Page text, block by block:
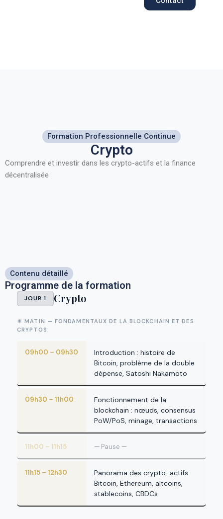
Formation Professionnelle Continue
Crypto
Comprendre et investir dans les crypto-actifs et la finance
décentralisée
Contenu détaillé
Programme de la formation
JOUR 1 Crypto
☀ MATIN — FONDAMENTAUX DE LA BLOCKCHAIN ET DES
CRYPTOS
09h00 – 09h30
Introduction : histoire de
Bitcoin, problème de la double
dépense, Satoshi Nakamoto
09h30 – 11h00
Fonctionnement de la
blockchain : nœuds, consensus
PoW/PoS, minage, transactions
11h00 – 11h15 — Pause —
11h15 – 12h30
Panorama des crypto-actifs :
Bitcoin, Ethereum, altcoins,
stablecoins, CBDCs